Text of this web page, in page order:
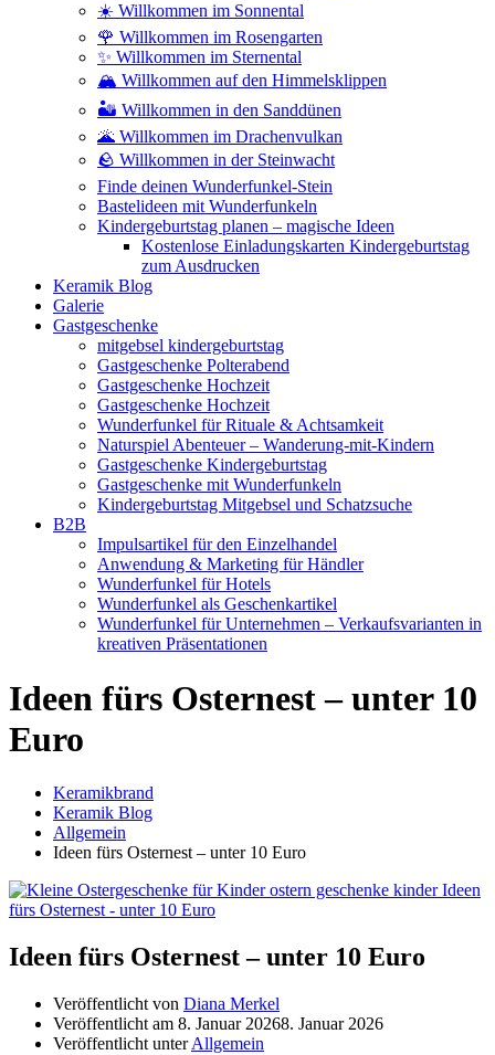
☀️ Willkommen im Sonnental
🌹 Willkommen im Rosengarten
✨ Willkommen im Sternental
🏔️ Willkommen auf den Himmelsklippen
🏜️ Willkommen in den Sanddünen
🌋 Willkommen im Drachenvulkan
🪨 Willkommen in der Steinwacht
Finde deinen Wunderfunkel-Stein
Bastelideen mit Wunderfunkeln
Kindergeburtstag planen – magische Ideen
Kostenlose Einladungskarten Kindergeburtstag
zum Ausdrucken
Keramik Blog
Galerie
Gastgeschenke
mitgebsel kindergeburtstag
Gastgeschenke Polterabend
Gastgeschenke Hochzeit
Gastgeschenke Hochzeit
Wunderfunkel für Rituale & Achtsamkeit
Naturspiel Abenteuer – Wanderung-mit-Kindern
Gastgeschenke Kindergeburtstag
Gastgeschenke mit Wunderfunkeln
Kindergeburtstag Mitgebsel und Schatzsuche
B2B
Impulsartikel für den Einzelhandel
Anwendung & Marketing für Händler
Wunderfunkel für Hotels
Wunderfunkel als Geschenkartikel
Wunderfunkel für Unternehmen – Verkaufsvarianten in
kreativen Präsentationen
Ideen fürs Osternest – unter 10
Euro
Keramikbrand
Keramik Blog
Allgemein
Ideen fürs Osternest – unter 10 Euro
Ideen fürs Osternest – unter 10 Euro
Veröffentlicht von Diana Merkel
Veröffentlicht am 8. Januar 20268. Januar 2026
Veröffentlicht unterAllgemein